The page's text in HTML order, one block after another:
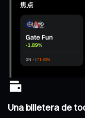
Una billetera de